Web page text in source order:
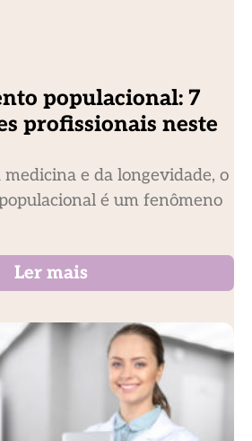
populacional: 7
profissionais neste
e da longevidade, o
é um fenômeno
Ler mais